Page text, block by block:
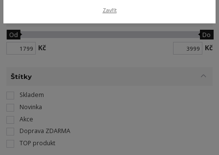
Kč
Od Do
Kč
Štítky
Skladem
Novinka
Akce
Doprava ZDARMA
TOP produkt
Zavřít